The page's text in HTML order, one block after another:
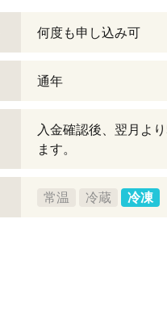
何度も申し込み可
通年
入金確認後、翌月よ
ます。
常温 冷蔵 冷凍